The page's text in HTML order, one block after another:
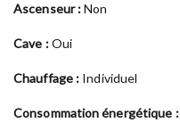
Ascenseur :Non
Cave :Oui
Chauffage : Individuel
Consommation énergétique :